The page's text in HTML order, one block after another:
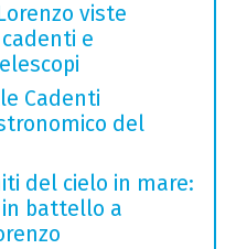
viste
e
Cadenti
del
del cielo in mare:
battello a